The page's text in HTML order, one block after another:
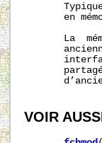
en
La
VOIR